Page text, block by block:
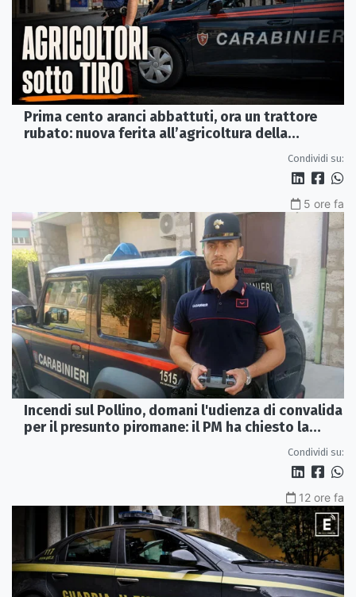
Prima cento aranci abbattuti, ora un trattore
rubato: nuova ferita all’agricoltura della
Condividi su:
5 ore fa
Incendi sul Pollino, domani l'udienza di convalida
per il presunto piromane: il PM ha chiesto la
Condividi su:
12 ore fa